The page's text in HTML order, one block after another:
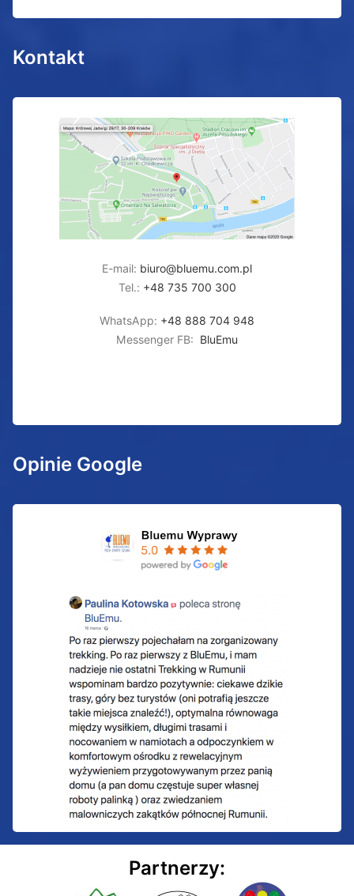
Kontakt
E-mail: biuro@bluemu.com.pl
Tel.: +48 735 700 300
WhatsApp: +48 888 704 948
Messenger FB: BluEmu
Opinie Google
Partnerzy: